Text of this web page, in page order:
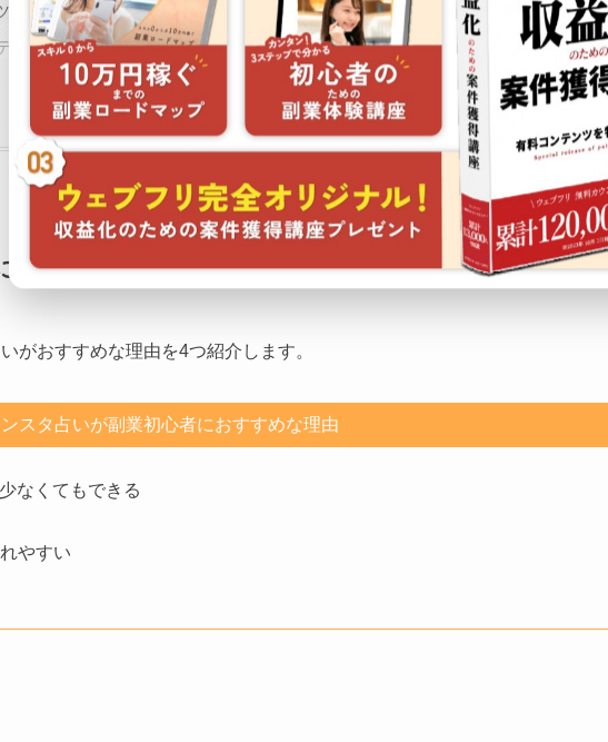
を販売する
ーマ3つ
もっと見る
おすすめな理由4つ
がおすすめな理由を4つ紹介します。
スタ占いが副業初心者におすすめな理由
なくてもできる
やすい